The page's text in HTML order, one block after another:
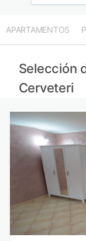
APARTAMENTOS
Selección
Cerveteri